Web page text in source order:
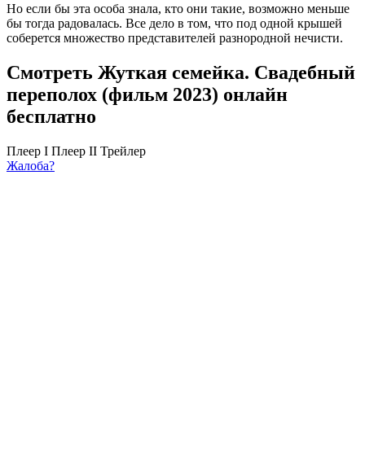
Но если бы эта особа знала, кто они такие, возможно меньше
бы тогда радовалась. Все дело в том, что под одной крышей
соберется множество представителей разнородной нечисти.
Смотреть Жуткая семейка. Свадебный
переполох (фильм 2023) онлайн
бесплатно
Плеер I Плеер II Трейлер
Жалоба?